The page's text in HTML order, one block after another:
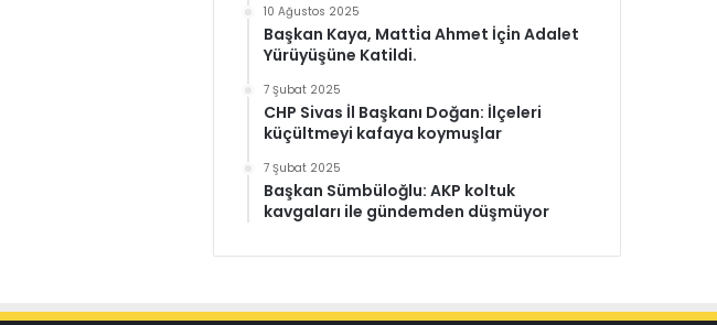
10 Ağustos 2025
Başkan Kaya, Matti̇a Ahmet İçi̇n Adalet
Yürüyüşüne Katildi.
7 Şubat 2025
CHP Sivas İl Başkanı Doğan: İlçeleri
küçültmeyi kafaya koymuşlar
7 Şubat 2025
Başkan Sümbüloğlu: AKP koltuk
kavgaları ile gündemden düşmüyor